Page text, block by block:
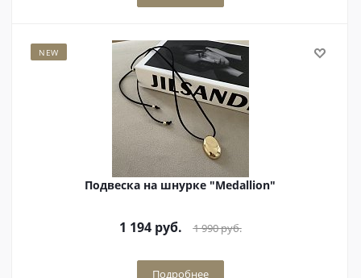
NEW
Подвеска на шнурке "Мedallion"
1 194руб. 1 990руб.
Подробнее